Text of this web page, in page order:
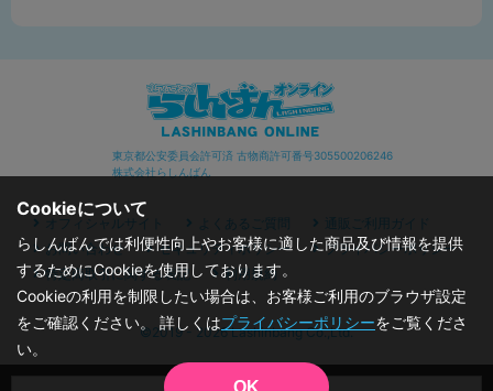
東京都公安委員会許可済 古物商許可番号305500206246
株式会社らしんばん
オフィシャルサイト よくあるご質問
通販ご利用ガイド
お問い合わせ
セキュリティポリシー
プライバシーポリシー
特定商取引に関する表記
利用規約
©2019 - 2026 Lashinbang Co.,Ltd.
Cookieについて
らしんばんでは利便性向上やお客様に適した商品及び情報を提供
するためにCookieを使用しております。
Cookieの利用を制限したい場合は、お客様ご利用のブラウザ設定
をご確認ください。 詳しくはプライバシーポリシーをご覧くださ
い。
OK